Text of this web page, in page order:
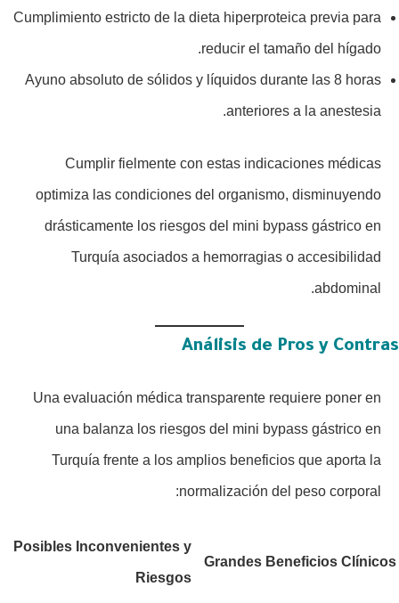
Cumplimiento estricto de la dieta hiperproteica previa para
reducir el tamaño del hígado.
Ayuno absoluto de sólidos y líquidos durante las 8 horas
anteriores a la anestesia.
Cumplir fielmente con estas indicaciones médicas
optimiza las condiciones del organismo, disminuyendo
drásticamente los riesgos del mini bypass gástrico en
Turquía asociados a hemorragias o accesibilidad
abdominal.
Análisis de Pros y Contras
Una evaluación médica transparente requiere poner en
una balanza los riesgos del mini bypass gástrico en
Turquía frente a los amplios beneficios que aporta la
normalización del peso corporal:
Grandes Beneficios Clínicos
Posibles Inconvenientes y
Riesgos